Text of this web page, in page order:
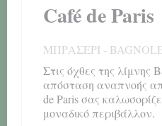
Café de Paris
ΜΠΡΑΣΕΡΊ -
Στις όχθες της λίμνης
απόσταση αναπνοής
de Paris σας
μοναδικό περιβάλλον.